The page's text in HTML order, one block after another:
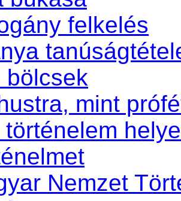
felkelés
bölcsek
mint
történelem
Nemzet